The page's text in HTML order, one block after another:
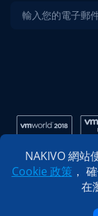
NAKIVO 網站
Cookie 政策 ，
在